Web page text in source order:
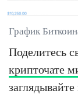
График
Поделитесь
крипточате
заглядывайте